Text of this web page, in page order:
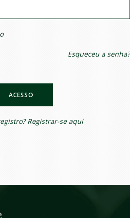
Esqueceu a senha?
ACESSO
Registrar-se aqui